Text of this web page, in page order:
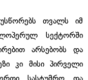
თვალს იმ
სექტორში
არსებობს და
კი მისი პირველი